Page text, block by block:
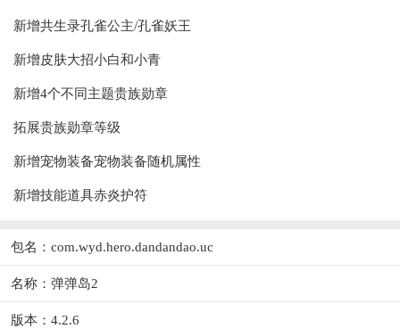
新增共生录孔雀公主/孔雀妖王
新增皮肤大招小白和小青
新增4个不同主题贵族勋章
拓展贵族勋章等级
新增宠物装备宠物装备随机属性
新增技能道具赤炎护符
包名：com.wyd.hero.dandandao.uc
名称：弹弹岛2
版本：4.2.6